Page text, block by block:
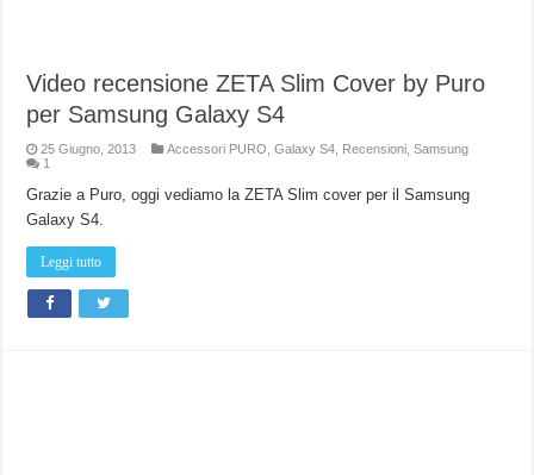
Video recensione ZETA Slim Cover by Puro
per Samsung Galaxy S4
25 Giugno, 2013 Accessori PURO ,Galaxy S4 Recensioni ,Samsung
1
Grazie a Puro, oggi vediamo la ZETA Slim cover per il Samsung
Galaxy S4.
Leggi tutto